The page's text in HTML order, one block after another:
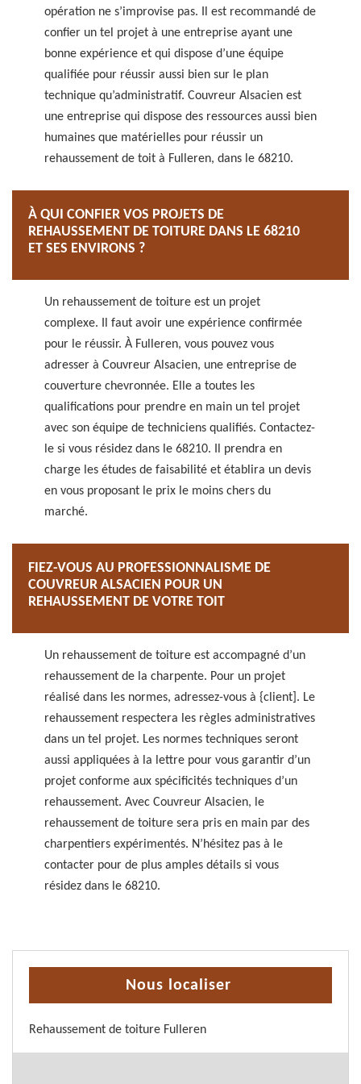
opération ne s’improvise pas. Il est recommandé de
confier un tel projet à une entreprise ayant une
bonne expérience et qui dispose d’une équipe
qualifiée pour réussir aussi bien sur le plan
technique qu’administratif. Couvreur Alsacien est
une entreprise qui dispose des ressources aussi bien
humaines que matérielles pour réussir un
rehaussement de toit à Fulleren, dans le 68210.
À QUI CONFIER VOS PROJETS DE
REHAUSSEMENT DE TOITURE DANS LE 68210
ET SES ENVIRONS ?
Un rehaussement de toiture est un projet
complexe. Il faut avoir une expérience confirmée
pour le réussir. À Fulleren, vous pouvez vous
adresser à Couvreur Alsacien, une entreprise de
couverture chevronnée. Elle a toutes les
qualifications pour prendre en main un tel projet
avec son équipe de techniciens qualifiés. Contactez-
le si vous résidez dans le 68210. Il prendra en
charge les études de faisabilité et établira un devis
en vous proposant le prix le moins chers du
marché.
FIEZ-VOUS AU PROFESSIONNALISME DE
COUVREUR ALSACIEN POUR UN
REHAUSSEMENT DE VOTRE TOIT
Un rehaussement de toiture est accompagné d’un
rehaussement de la charpente. Pour un projet
réalisé dans les normes, adressez-vous à {client]. Le
rehaussement respectera les règles administratives
dans un tel projet. Les normes techniques seront
aussi appliquées à la lettre pour vous garantir d’un
projet conforme aux spécificités techniques d’un
rehaussement. Avec Couvreur Alsacien, le
rehaussement de toiture sera pris en main par des
charpentiers expérimentés. N’hésitez pas à le
contacter pour de plus amples détails si vous
résidez dans le 68210.
Nous localiser
Rehaussement de toiture Fulleren